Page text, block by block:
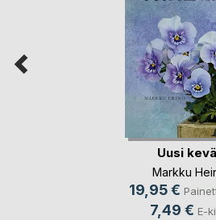
Uusi
Markku
19,95 €
7,49 € E-